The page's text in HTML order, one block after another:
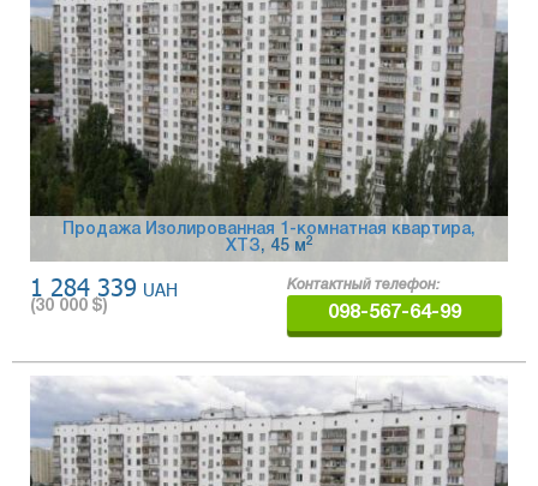
Продажа Изолированная 1-комнатная квартира,
ХТЗ, 45 м 2
1 284 339 UAH
(30 000 $)
Контактный телефон:
098-567-64-99